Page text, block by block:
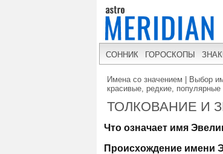
СОННИК ГОРОСКОПЫ
Имена со значением | Выбор
красивые, редкие, популярные
ТОЛКОВАНИЕ И
Что означает имя
Происхождение имени